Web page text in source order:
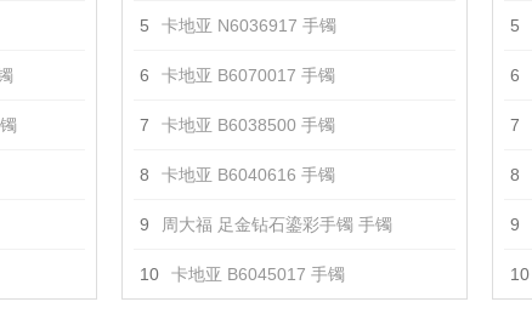
5 卡地亚 N6036917 手镯
6 卡地亚 B6070017 手镯
7 卡地亚 B6038500 手镯
8 卡地亚 B6040616 手镯
9 周大福 足金钻石鎏彩手镯 手镯
10 卡地亚 B6045017 手镯
5
6
7
8
9
10